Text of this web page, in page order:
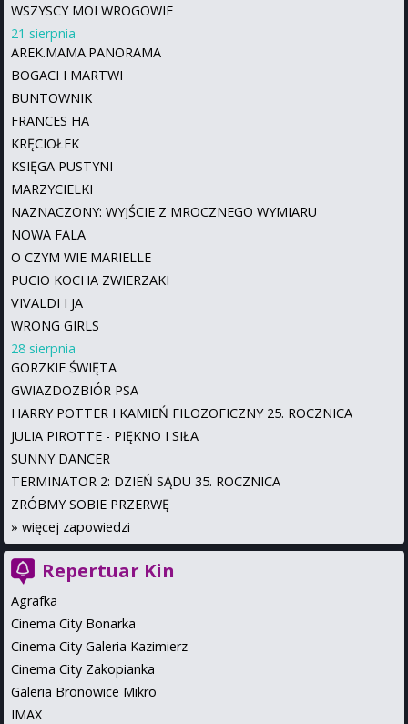
WSZYSCY MOI WROGOWIE
21 sierpnia
AREK.MAMA.PANORAMA
BOGACI I MARTWI
BUNTOWNIK
FRANCES HA
KRĘCIOŁEK
KSIĘGA PUSTYNI
MARZYCIELKI
NAZNACZONY: WYJŚCIE Z MROCZNEGO WYMIARU
NOWA FALA
O CZYM WIE MARIELLE
PUCIO KOCHA ZWIERZAKI
VIVALDI I JA
WRONG GIRLS
28 sierpnia
GORZKIE ŚWIĘTA
GWIAZDOZBIÓR PSA
HARRY POTTER I KAMIEŃ FILOZOFICZNY 25. ROCZNICA
JULIA PIROTTE - PIĘKNO I SIŁA
SUNNY DANCER
TERMINATOR 2: DZIEŃ SĄDU 35. ROCZNICA
ZRÓBMY SOBIE PRZERWĘ
» więcej zapowiedzi
Repertuar Kin
Agrafka
Cinema City Bonarka
Cinema City Galeria Kazimierz
Cinema City Zakopianka
Galeria Bronowice Mikro
IMAX